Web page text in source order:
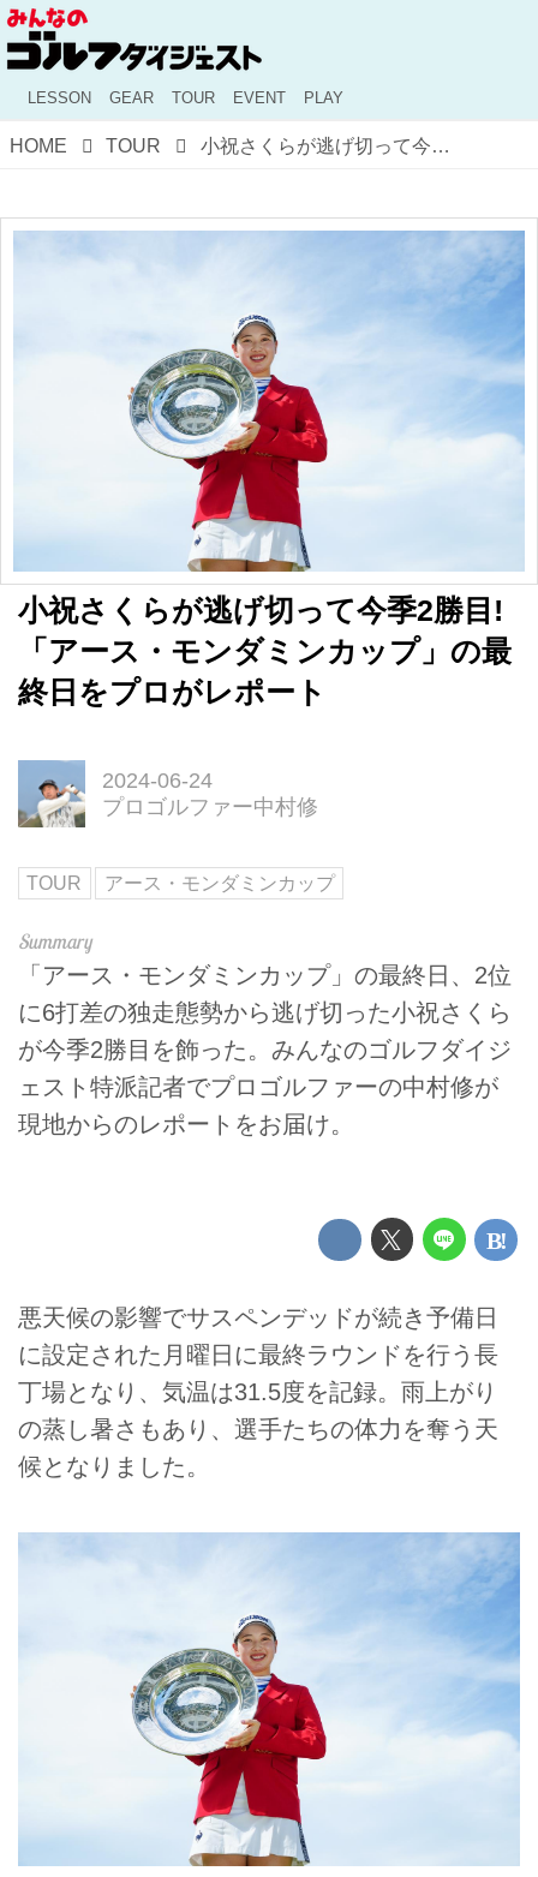
LESSON GEAR TOUR EVENT PLAY
HOME TOUR 小祝さくらが逃げ切って今季2勝目! 「アース・モンダミンカップ」の最終日をプロがレポート
小祝さくらが逃げ切って今季2勝目!
「アース・モンダミンカップ」の最
終日をプロがレポート
2024-06-24
プロゴルファー中村修
TOUR アース・モンダミンカップ
「アース・モンダミンカップ」の最終日、2位
に6打差の独走態勢から逃げ切った小祝さくら
が今季2勝目を飾った。みんなのゴルフダイジ
ェスト特派記者でプロゴルファーの中村修が
現地からのレポートをお届け。
悪天候の影響でサスペンデッドが続き予備日
に設定された月曜日に最終ラウンドを行う長
丁場となり、気温は31.5度を記録。雨上がり
の蒸し暑さもあり、選手たちの体力を奪う天
候となりました。